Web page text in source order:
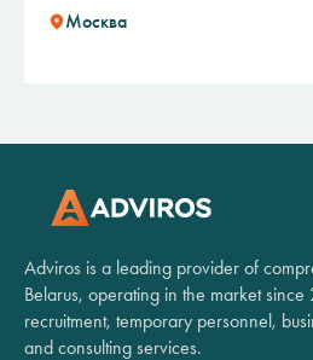
Москва
Adviros is a leading provider of
Belarus, operating in the market
recruitment, temporary personnel,
and consulting services.